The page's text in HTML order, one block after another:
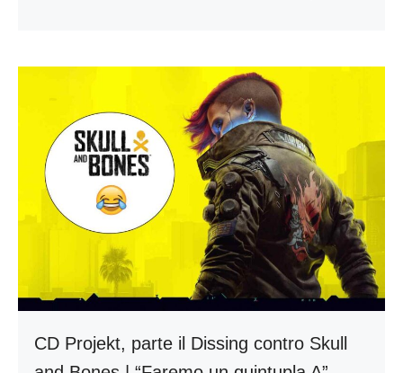
CD Projekt, parte il Dissing contro Skull